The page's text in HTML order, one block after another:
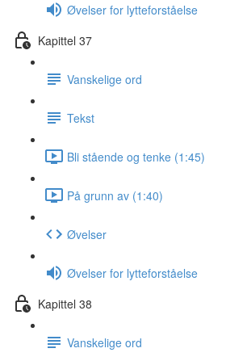
Øvelser for lytteforståelse
Kapittel 37
Vanskelige ord
Tekst
Bli stående og tenke (1:45)
På grunn av (1:40)
Øvelser
Øvelser for lytteforståelse
Kapittel 38
Vanskelige ord